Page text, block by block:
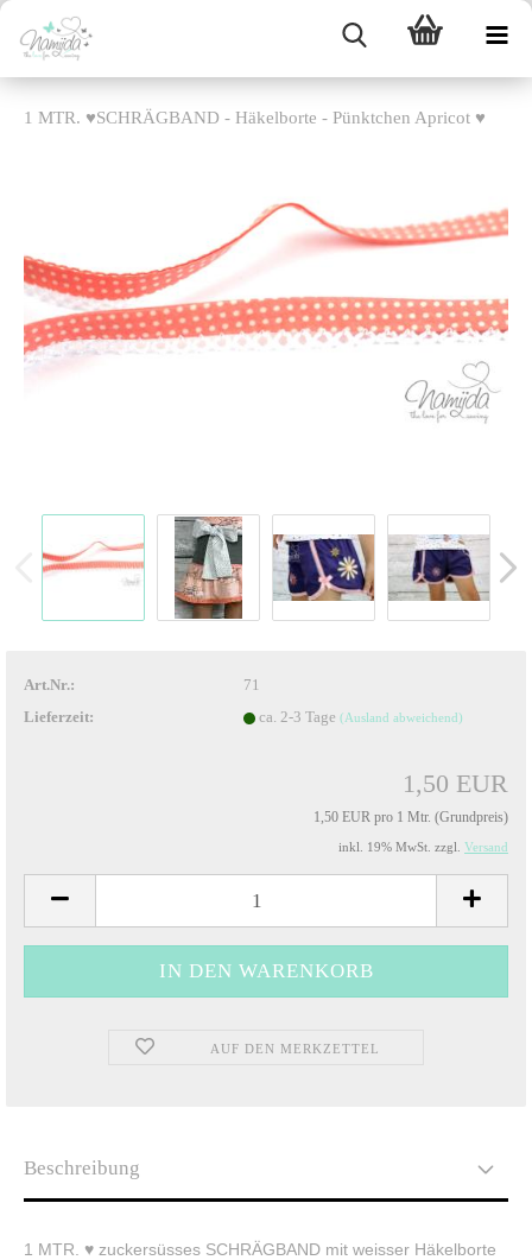
1 MTR. ♥SCHRÄGBAND - Häkelborte - Pünktchen Apricot ♥
Art.Nr.:
71
Lieferzeit:
ca. 2-3 Tage (Ausland abweichend)
1,50 EUR
1,50 EUR pro 1 Mtr. (Grundpreis)
inkl. 19% MwSt. zzgl. Versand
AUF DEN MERKZETTEL
Beschreibung
1 MTR. ♥ zuckersüsses SCHRÄGBAND mit weisser Häkelborte